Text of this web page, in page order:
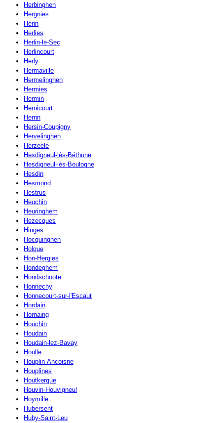
Herbinghen
Hergnies
Hérin
Herlies
Herlin-le-Sec
Herlincourt
Herly
Hermaville
Hermelinghen
Hermies
Hermin
Hernicourt
Herrin
Hersin-Coupigny
Hervelinghen
Herzeele
Hesdigneul-lès-Béthune
Hesdigneul-lès-Boulogne
Hesdin
Hesmond
Hestrus
Heuchin
Heuringhem
Hezecques
Hinges
Hocquinghen
Holque
Hon-Hergies
Hondeghem
Hondschoote
Honnechy
Honnecourt-sur-l'Escaut
Hordain
Hornaing
Houchin
Houdain
Houdain-lez-Bavay
Houlle
Houplin-Ancoisne
Houplines
Houtkerque
Houvin-Houvigneul
Hoymille
Hubersent
Huby-Saint-Leu